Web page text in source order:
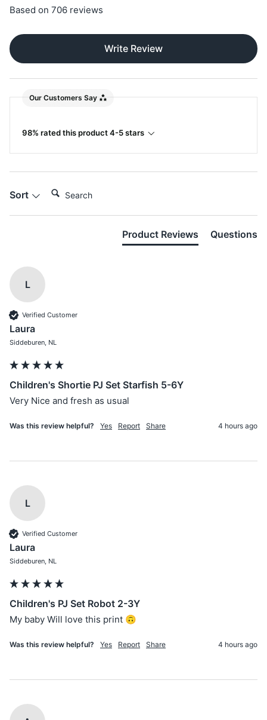
Based on 706 reviews
Write Review
Our Customers Say
98% rated this product 4-5 stars
Sort
Product Reviews Questions
L
Verified Customer
Laura
Siddeburen, NL
Children's Shortie PJ Set Starfish 5-6Y
Very Nice and fresh as usual
Was this review helpful? Yes Report Share 4 hours ago
L
Verified Customer
Laura
Siddeburen, NL
Children's PJ Set Robot 2-3Y
My baby Will love this print 🙃
Was this review helpful? Yes Report Share 4 hours ago